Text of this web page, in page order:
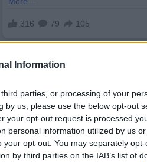
Information
parties, or processing of your
by us, please use the below opt-out
your opt-out request is processed
personal information utilized by us
opt-out. You may separately
by third parties on the IAB’s list of
Hazank) има шанс да